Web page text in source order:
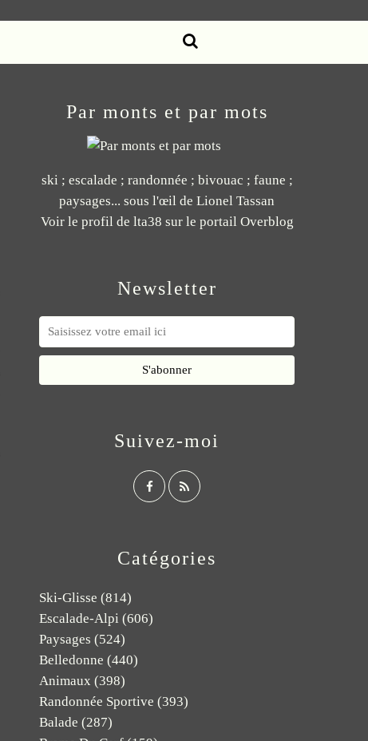
Newsletter
Catégories
Ski-Glisse (814)
Escalade-Alpi (606)
Paysages (524)
Belledonne (440)
Animaux (398)
Randonnée Sportive (393)
Balade (287)
Par monts et par mots
ski ; escalade ; randonnée ; bivouac ; faune ;
paysages... sous l'œil de Lionel Tassan
Voir le profil de lta38 sur le portail Overblog
Suivez-moi